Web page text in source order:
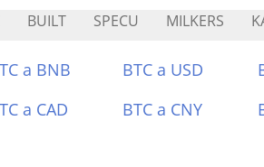
BUILT SPECU MILKERS
a BNB BTC a USD
a CAD BTC a CNY